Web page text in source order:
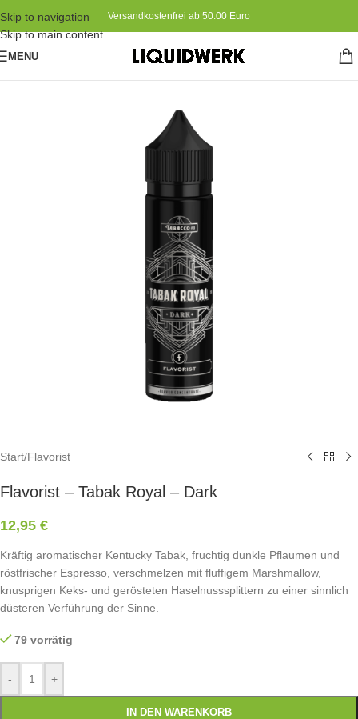
Skip to navigation
Skip to main content
Versandkostenfrei ab 50.00 Euro
MENU
Start/Flavorist
Flavorist – Tabak Royal – Dark
12,95 €
Kräftig aromatischer Kentucky Tabak, fruchtig dunkle Pflaumen und
röstfrischer Espresso, verschmelzen mit fluffigem Marshmallow,
knusprigen Keks- und gerösteten Haselnusssplittern zu einer sinnlich
düsteren Verführung der Sinne.
79 vorrätig
- +
IN DEN WARENKORB